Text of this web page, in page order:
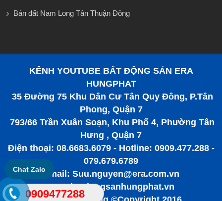
Bán đất Nam Long Tân Thuận Đông
KÊNH YOUTUBE BẤT ĐỘNG SẢN ERA
HUNGPHAT
35 Đường 75 Khu Dân Cư Tân Quy Đông, P.Tân
Phong, Quận 7
793/66 Trần Xuân Soạn, Khu Phố 4, Phường Tân
Hưng , Quận 7
Điện thoại: 08.6683.6079 - Hotline: 0909.477.288 -
079.679.6789
Email: Suu.nguyen@era.com.vn
www.batdongsanhungphat.vn
Chat Zalo
0909477288